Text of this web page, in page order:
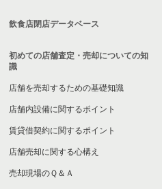
飲食店閉店データベース
初めての店舗査定・売却についての知
識
店舗を売却するための基礎知識
店舗内設備に関するポイント
賃貸借契約に関するポイント
店舗売却に関する心構え
売却現場のＱ＆Ａ